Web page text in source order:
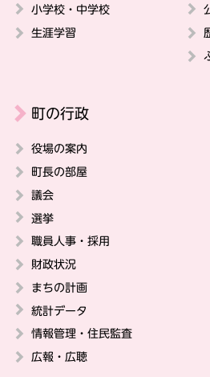
小学校・中学校
生涯学習
町の行政
役場の案内
町長の部屋
議会
選挙
職員人事・採用
財政状況
まちの計画
統計データ
情報管理・住民監査
広報・広聴